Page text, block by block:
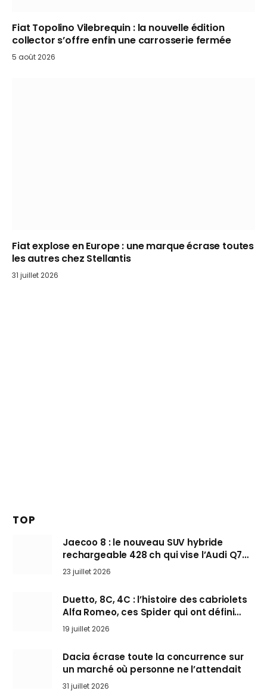
Fiat Topolino Vilebrequin : la nouvelle édition
collector s’offre enfin une carrosserie fermée
5 août 2026
Fiat explose en Europe : une marque écrase toutes
les autres chez Stellantis
31 juillet 2026
TOP
Jaecoo 8 : le nouveau SUV hybride
rechargeable 428 ch qui vise l’Audi Q7
arrive en Europe cet automne
23 juillet 2026
Duetto, 8C, 4C : l’histoire des cabriolets
Alfa Romeo, ces Spider qui ont défini
l’art de rouler cheveux au vent
19 juillet 2026
Dacia écrase toute la concurrence sur
un marché où personne ne l’attendait
31 juillet 2026